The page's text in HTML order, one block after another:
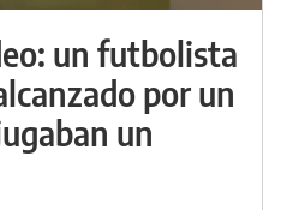
un futbolista
por un
un